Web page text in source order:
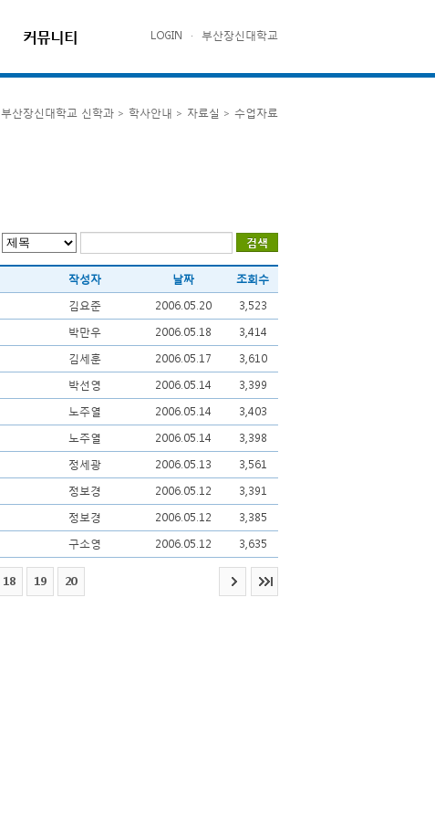
커뮤니티 LOGIN · 부산장신대학교
부산장신대학교 신학과 > 학사안내 > 자료실 > 수업자료
작성자 날짜
조회수
김요준 2006.05.20
3,523
박만우 2006.05.18
3,414
김세훈 2006.05.17
3,610
박선영 2006.05.14
3,399
노주열 2006.05.14
3,403
노주열 2006.05.14
3,398
정세광 2006.05.13
3,561
정보경 2006.05.12
3,391
정보경 2006.05.12
3,385
구소영 2006.05.12 3,635
18 19 20